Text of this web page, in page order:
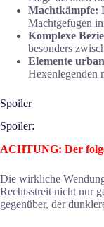
Machtkämpfe:
Machtgefügen
Komplexe
besonders
Elemente
Hexenlegenden
Spoiler
Spoiler:
ACHTUNG: Der
Die wirkliche
Rechtsstreit nicht nur
gegenüber, der